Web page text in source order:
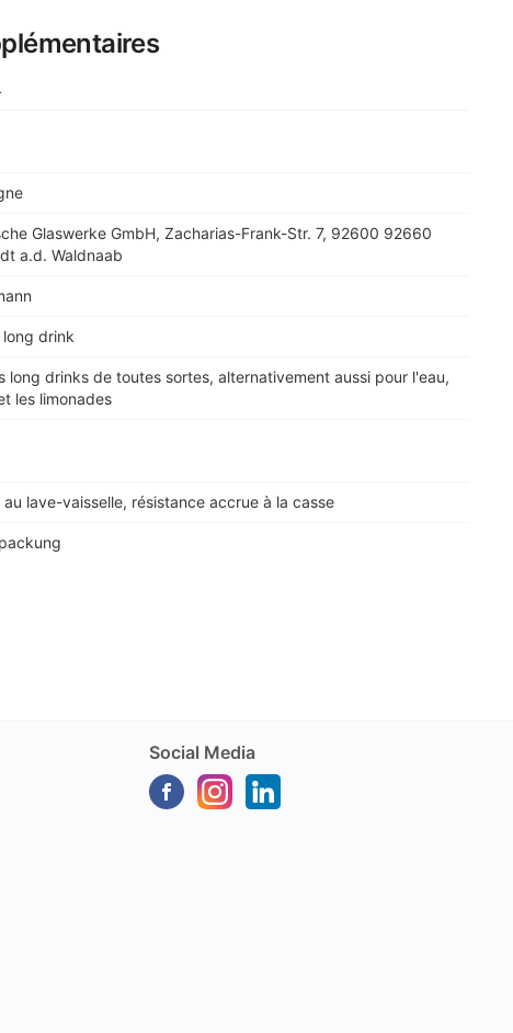
Glaswerke GmbH, Zacharias-Frank-Str. 7, 92600 92660
a.d. Waldnaab
long drink
long drinks de toutes sortes, alternativement aussi pour l'eau,
les limonades
au lave-vaisselle, résistance accrue à la casse
Social Media